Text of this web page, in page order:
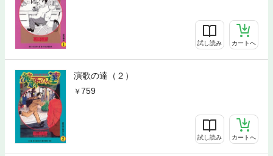
試し読み カートへ
演歌の達（２）
759
試し読み カートへ